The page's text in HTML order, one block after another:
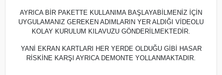
AYRICA BİR PAKETTE KULLANIMA BAŞLAYABİLMENİZ İÇİN
UYGULAMANIZ GEREKEN ADIMLARIN YER ALDIĞI VİDEOLU
KOLAY KURULUM KILAVUZU GÖNDERİLMEKTEDİR.
YANİ EKRAN KARTLARI HER YERDE OLDUĞU GİBİ HASAR
RİSKİNE KARŞI AYRICA DEMONTE YOLLANMAKTADIR.